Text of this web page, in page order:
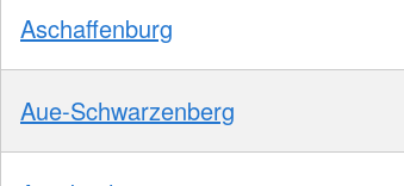
Aschaffenburg
Aue-Schwarzenberg